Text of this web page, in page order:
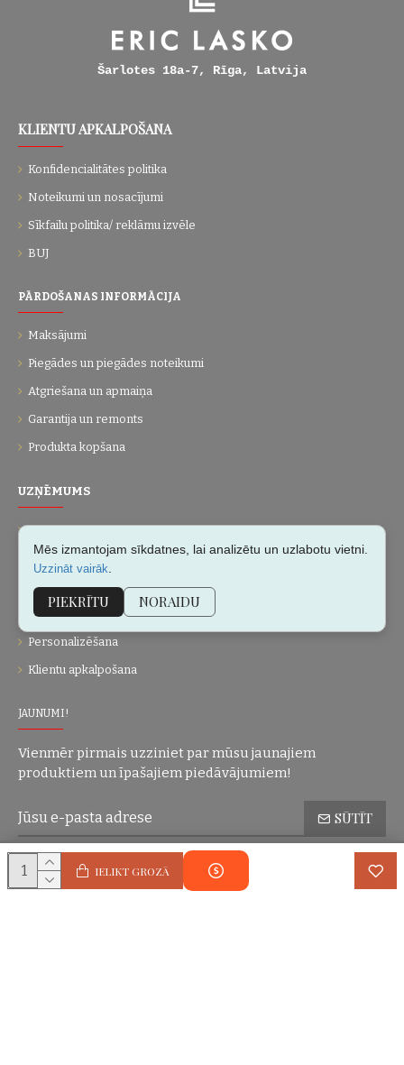
IELIKT GROZĀ
Šarlotes 18a-7, Rīga, Latvija
KLIENTU APKALPOŠANA
Konfidencialitātes politika
Noteikumi un nosacījumi
Sīkfailu politika/ reklāmu izvēle
BUJ
PĀRDOŠANAS INFORMĀCIJA
Maksājumi
Piegādes un piegādes noteikumi
Atgriešana un apmaiņa
Garantija un remonts
Produkta kopšana
UZŅĒMUMS
Par mums
Kontakti
Vietnes karte
Dāvanu kartes
Personalizēšana
Klientu apkalpošana
JAUNUMI!
Vienmēr pirmais uzziniet par mūsu jaunajiem
produktiem un īpašajiem piedāvājumiem!
SŪTĪT
Esmu iepazinies(-usies) ar sadaļu Konfidencialitātes politika
piekrītu visiem minētajiem noteikumiem
Mēs izmantojam sīkdatnes, lai analizētu un uzlabotu vietni.
Uzzināt vairāk
PIEKRĪTU NORAIDU